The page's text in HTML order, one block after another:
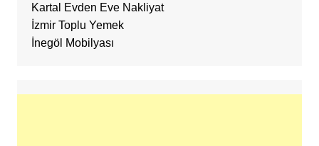
Kartal Evden Eve Nakliyat
İzmir Toplu Yemek
İnegöl Mobilyası